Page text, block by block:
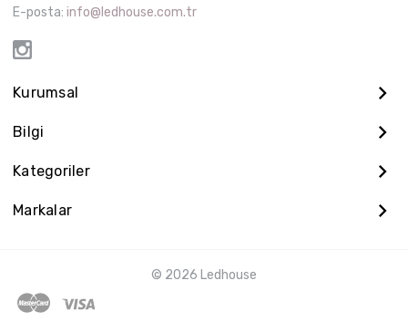
E-posta: info@ledhouse.com.tr
Kurumsal
Bilgi
Kategoriler
Markalar
© 2026 Ledhouse